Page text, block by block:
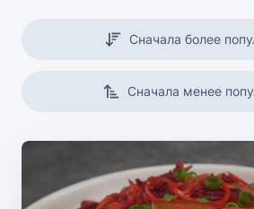
Сначала более
Сначала менее